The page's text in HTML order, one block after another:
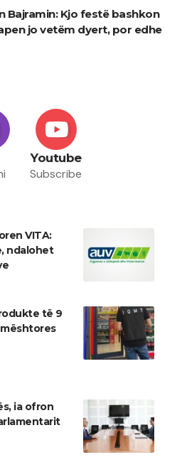
Bajramin: Kjo festë bashkon
jo vetëm dyert, por edhe
Youtube
Subscribe
VITA:
ndalohet
të 9
ia ofron